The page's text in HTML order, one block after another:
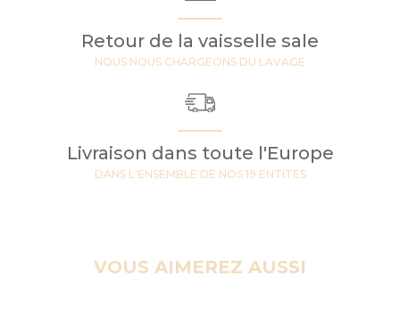
Retour de la vaisselle sale
NOUS NOUS CHARGEONS DU LAVAGE
Livraison dans toute l'Europe
DANS L'ENSEMBLE DE NOS 19 ENTITES
VOUS AIMEREZ AUSSI